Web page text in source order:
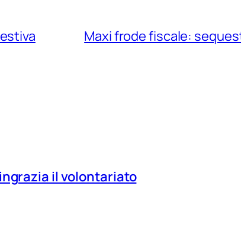
Maxi frode fiscale:
il volontariato